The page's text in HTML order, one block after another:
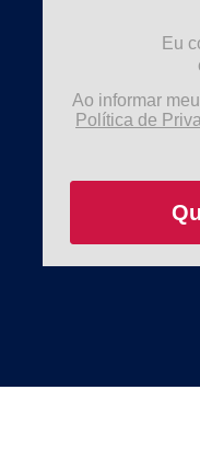
Eu
Ao informar
Política de